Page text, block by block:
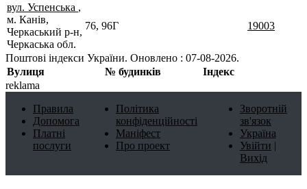
Поштові індекси України. Оновлено : 07-08-2026.
вул. Успенська ,
м. Канів,
Черкаський р-н,
Черкаська обл.
76, 96Г 19003
Вулиця № будинків
Індекс
reklama
Правила
Допомога
Платні
послуги
Політика
конфіденційності
Маніфест
Про проект
Зворотній
зв'язок
Україна
Увійти |
Вихід